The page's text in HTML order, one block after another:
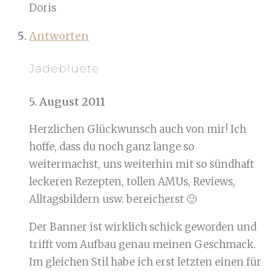
Doris
Antworten
Jadebluete
5. August 2011
Herzlichen Glückwunsch auch von mir! Ich
hoffe, dass du noch ganz lange so
weitermachst, uns weiterhin mit so sündhaft
leckeren Rezepten, tollen AMUs, Reviews,
Alltagsbildern usw. bereicherst 🙂
Der Banner ist wirklich schick geworden und
trifft vom Aufbau genau meinen Geschmack.
Im gleichen Stil habe ich erst letzten einen für